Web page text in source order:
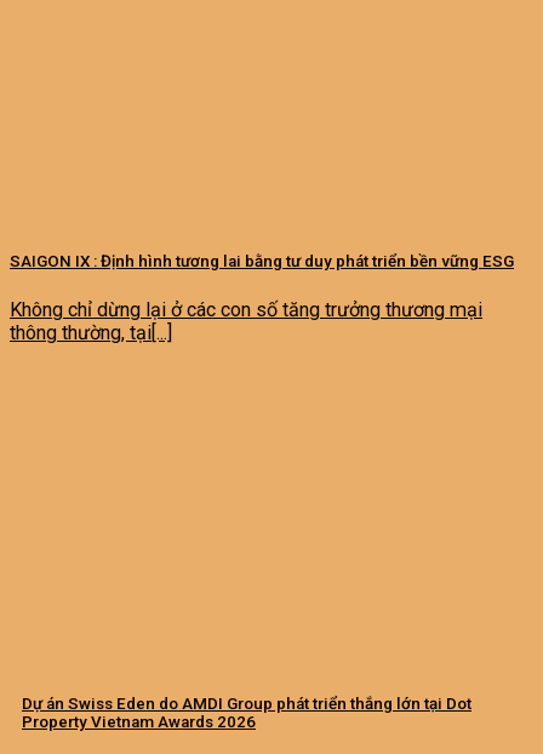
SAIGON IX : Định hình tương lai bằng tư duy phát triển bền vững ESG
Không chỉ dừng lại ở các con số tăng trưởng thương mại
thông thường, tại[...]
Dự án Swiss Eden do AMDI Group phát triển thắng lớn tại Dot
Property Vietnam Awards 2026